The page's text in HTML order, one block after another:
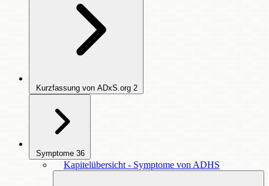
Kurzfassung von ADxS.org 2
Symptome 36
Kapitelübersicht - Symptome von ADHS